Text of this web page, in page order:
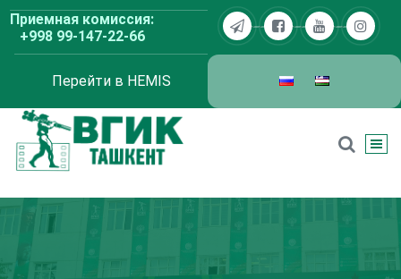
Перейти
содержимому
Приемная комиссия:
+998 99-147-22-66
Перейти в HEMIS